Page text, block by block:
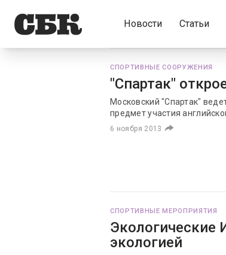
Новости Статьи
СПОРТИВНЫЕ СООРУЖЕНИЯ
"Спартак"
Московский "Спартак"
предмет участия
6 ноября 2013
СПОРТИВНЫЕ МЕРОПРИЯТИЯ
Экологические
экологией